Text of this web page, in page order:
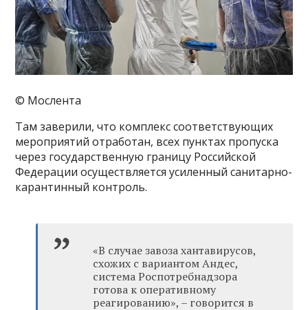
© Мослента
Там заверили, что комплекс соответствующих
мероприятий отработан, всех пунктах пропуска
через государственную границу Российской
Федерации осуществляется усиленный санитарно-
карантинный контроль.
«В случае завоза хантавирусов,
схожих с вариантом Андес,
система Роспотребнадзора
готова к оперативному
реагированию», – говорится в